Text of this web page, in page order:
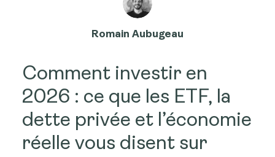
Romain Aubugeau
Comment investir en
2026 : ce que les ETF, la
dette privée et l’économie
réelle vous disent sur